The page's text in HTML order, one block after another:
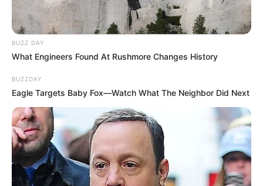
BUZZ DAY
What Engineers Found At Rushmore Changes History
BUZZDAY
Eagle Targets Baby Fox—Watch What The Neighbor Did Next